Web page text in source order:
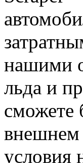
нашими
льда и
сможете
внешнем
условия